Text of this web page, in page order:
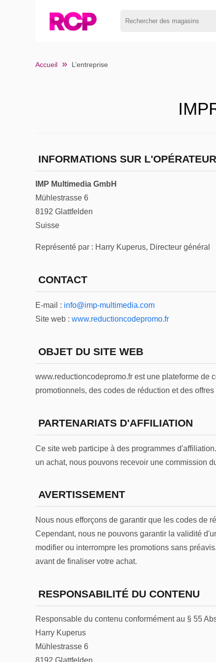
Accueil L’entreprise
INFORMATIONS SUR L'OPÉRATEUR
IMP Multimedia GmbH
Mühlestrasse 6
8192 Glattfelden
Suisse
Représenté par : Harry Kuperus, Directeur général
CONTACT
E-mail : info@imp-multimedia.com
Site web : www.reductioncodepromo.fr
OBJET DU SITE WEB
www.reductioncodepromo.fr est une plateforme de
promotionnels, des codes de réduction et des
PARTENARIATS D'AFFILIATION
Ce site web participe à des programmes
un achat, nous pouvons recevoir une commission
AVERTISSEMENT
Nous nous efforçons de garantir que les codes de
Cependant, nous ne pouvons garantir la validité
modifier ou interrompre les promotions sans
avant de finaliser votre achat.
RESPONSABILITÉ DU CONTENU
Responsable du contenu conformément au § 55
Harry Kuperus
Mühlestrasse 6